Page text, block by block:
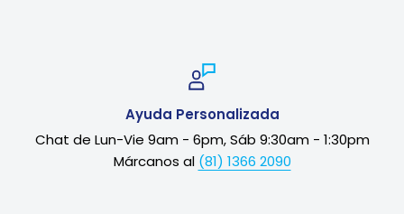
Ayuda Personalizada
Chat de Lun-Vie 9am - 6pm, Sáb 9:30am - 1:30pm
Márcanos al (81) 1366 2090